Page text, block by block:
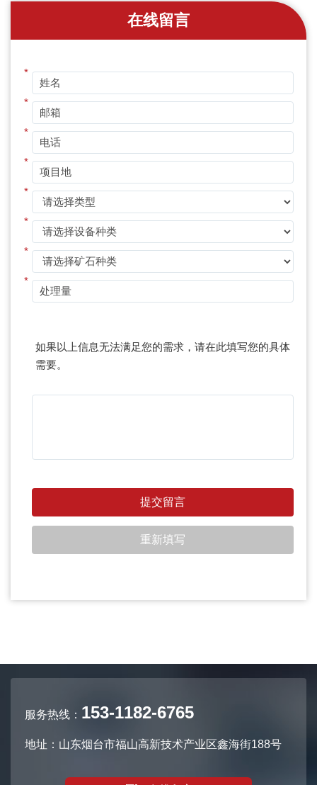
在线留言
*
*
*
*
*
*
*
*
如果以上信息无法满足您的需求，请在此填写您的具体
需要。
服务热线： 153-1182-6765
地址：山东烟台市福山高新技术产业区鑫海街188号